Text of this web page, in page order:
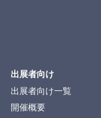
出展者向け
出展者向け一覧
開催概要